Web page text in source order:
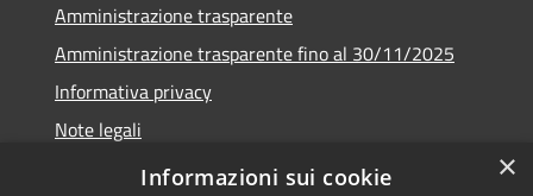
Amministrazione trasparente
Amministrazione trasparente fino al 30/11/2025
Informativa privacy
Note legali
Dichiarazione di accessibilità
×
Informazioni sui cookie